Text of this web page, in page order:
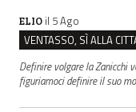
ELIO il 5 Ago
Definire volgare la Zanicchi
figuriamoci definire il suo